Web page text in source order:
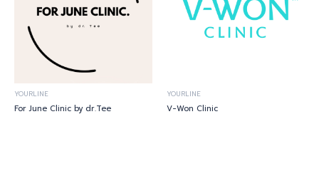
YOURLINE
For June Clinic by dr.Tee
YOURLINE
V-Won Clinic